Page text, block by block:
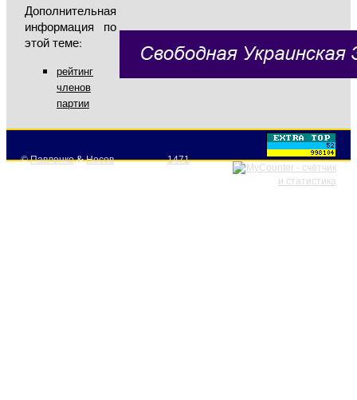
Дополнительная
информация по
этой теме:
рейтинг
членов
партии
©Павленко&Носов 1471